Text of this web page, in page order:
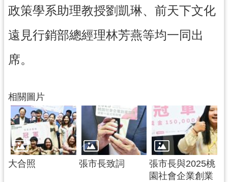
政策學系助理教授劉凱琳、前天下文化
遠見行銷部總經理林芳燕等均一同出
席。
相關圖片
大合照 張市長致詞
張市長與2025桃
園社會企業創業